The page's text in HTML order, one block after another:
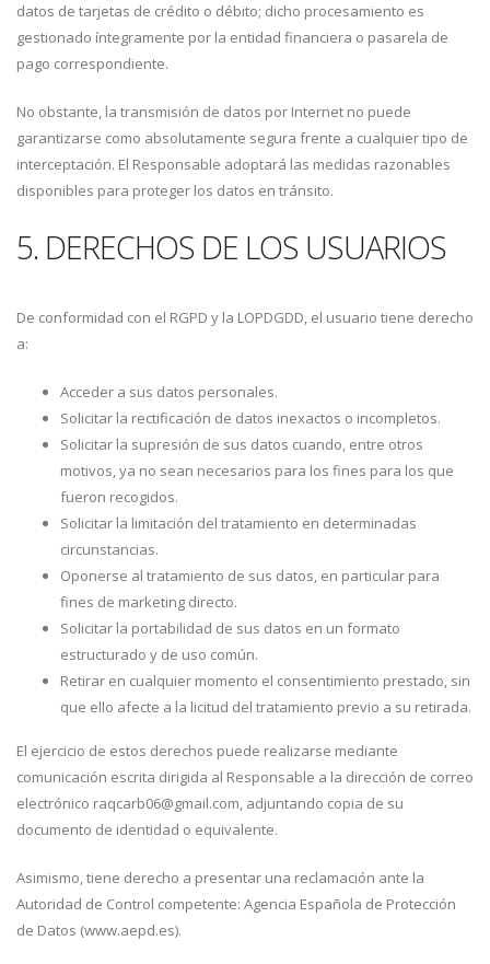
datos de tarjetas de crédito o débito; dicho procesamiento es
gestionado íntegramente por la entidad financiera o pasarela de
pago correspondiente.
No obstante, la transmisión de datos por Internet no puede
garantizarse como absolutamente segura frente a cualquier tipo de
interceptación. El Responsable adoptará las medidas razonables
disponibles para proteger los datos en tránsito.
5. DERECHOS DE LOS USUARIOS
De conformidad con el RGPD y la LOPDGDD, el usuario tiene derecho
a:
Acceder a sus datos personales.
Solicitar la rectificación de datos inexactos o incompletos.
Solicitar la supresión de sus datos cuando, entre otros
motivos, ya no sean necesarios para los fines para los que
fueron recogidos.
Solicitar la limitación del tratamiento en determinadas
circunstancias.
Oponerse al tratamiento de sus datos, en particular para
fines de marketing directo.
Solicitar la portabilidad de sus datos en un formato
estructurado y de uso común.
Retirar en cualquier momento el consentimiento prestado, sin
que ello afecte a la licitud del tratamiento previo a su retirada.
El ejercicio de estos derechos puede realizarse mediante
comunicación escrita dirigida al Responsable a la dirección de correo
electrónico raqcarb06@gmail.com, adjuntando copia de su
documento de identidad o equivalente.
Asimismo, tiene derecho a presentar una reclamación ante la
Autoridad de Control competente: Agencia Española de Protección
de Datos (www.aepd.es).